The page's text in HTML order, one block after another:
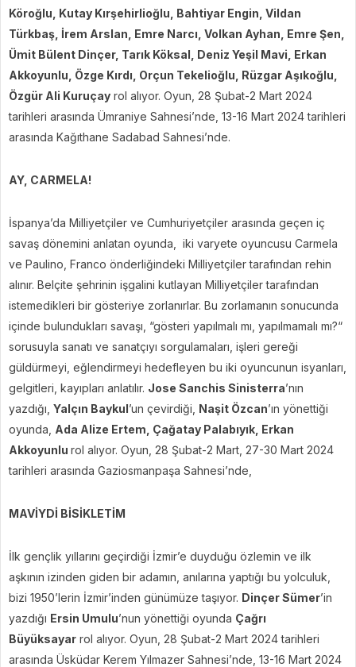
Köroğlu, Kutay Kırşehirlioğlu, Bahtiyar Engin, Vildan
Türkbaş, İrem Arslan, Emre Narcı, Volkan Ayhan, Emre Şen,
Ümit Bülent Dinçer, Tarık Köksal, Deniz Yeşil Mavi, Erkan
Akkoyunlu, Özge Kırdı, Orçun Tekelioğlu, Rüzgar Aşıkoğlu,
Özgür Ali Kuruçay rol alıyor. Oyun, 28 Şubat-2 Mart 2024
tarihleri arasında Ümraniye Sahnesi’nde, 13-16 Mart 2024 tarihleri
arasında Kağıthane Sadabad Sahnesi’nde.
AY, CARMELA!
İspanya’da Milliyetçiler ve Cumhuriyetçiler arasında geçen iç
savaş dönemini anlatan oyunda, iki varyete oyuncusu Carmela
ve Paulino, Franco önderliğindeki Milliyetçiler tarafından rehin
alınır. Belçite şehrinin işgalini kutlayan Milliyetçiler tarafından
istemedikleri bir gösteriye zorlanırlar. Bu zorlamanın sonucunda
içinde bulundukları savaşı, “gösteri yapılmalı mı, yapılmamalı mı?“
sorusuyla sanatı ve sanatçıyı sorgulamaları, işleri gereği
güldürmeyi, eğlendirmeyi hedefleyen bu iki oyuncunun isyanları,
gelgitleri, kayıpları anlatılır. Jose Sanchis Sinisterra’nın
yazdığı, Yalçın Baykul’un çevirdiği, Naşit Özcan’ın yönettiği
oyunda, Ada Alize Ertem, Çağatay Palabıyık, Erkan
Akkoyunlu rol alıyor. Oyun, 28 Şubat-2 Mart, 27-30 Mart 2024
tarihleri arasında Gaziosmanpaşa Sahnesi’nde,
MAVİYDİ BİSİKLETİM
İlk gençlik yıllarını geçirdiği İzmir’e duyduğu özlemin ve ilk
aşkının izinden giden bir adamın, anılarına yaptığı bu yolculuk,
bizi 1950’lerin İzmir’inden günümüze taşıyor. Dinçer Sümer’in
yazdığı Ersin Umulu’nun yönettiği oyunda Çağrı
Büyüksayar rol alıyor. Oyun, 28 Şubat-2 Mart 2024 tarihleri
arasında Üsküdar Kerem Yılmazer Sahnesi’nde, 13-16 Mart 2024